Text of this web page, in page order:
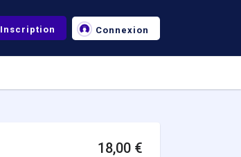
Inscription Connexion
18,00 €